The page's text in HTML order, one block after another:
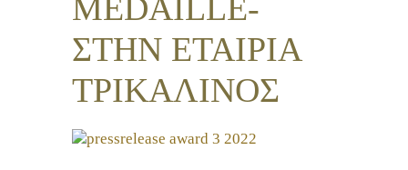
MEDAILLE-
ΣΤΗΝ ΕΤΑΙΡΙΑ
ΤΡΙΚΑΛΙΝΟΣ